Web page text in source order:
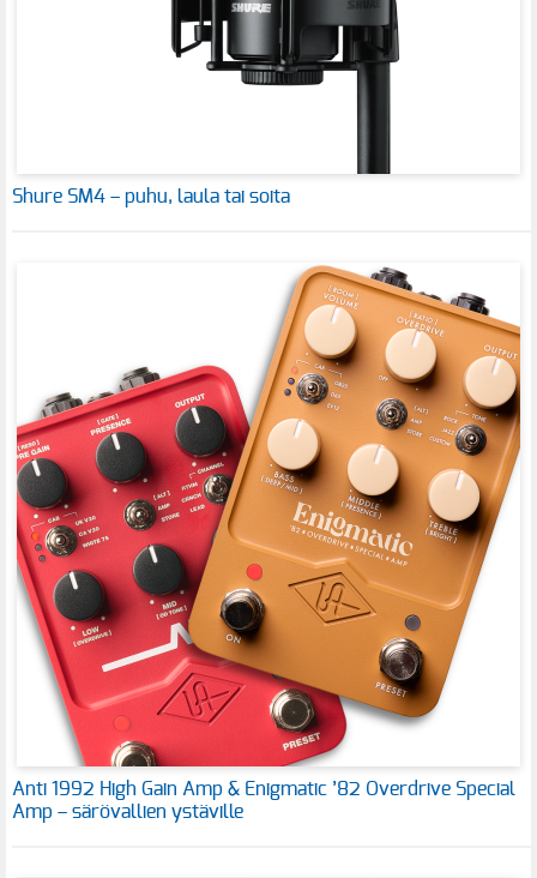
Shure SM4 – puhu, laula tai soita
Anti 1992 High Gain Amp & Enigmatic ’82 Overdrive Special
Amp – särövallien ystäville